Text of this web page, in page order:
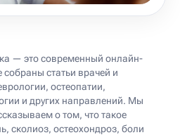
— это современный онлайн-
статьи врачей и
остеопатии,
и других направлений. Мы
о том, что такое
сколиоз, остеохондроз, боли